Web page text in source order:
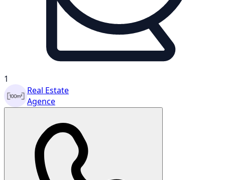
1
Real Estate
Agence